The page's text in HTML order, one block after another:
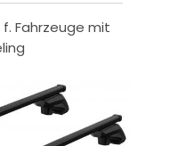
Fahrzeuge mit